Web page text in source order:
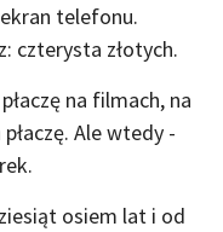
telefonu.
czterysta złotych.
na filmach, na
Ale wtedy -
osiem lat i od